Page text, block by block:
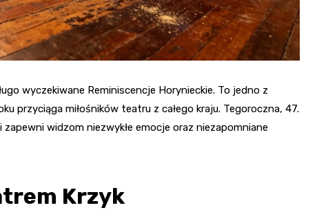
wyczekiwane Reminiscencje Horynieckie. To jedno z
przyciąga miłośników teatru z całego kraju. Tegoroczna, 47.
widzom niezwykłe emocje oraz niezapomniane
Krzyk